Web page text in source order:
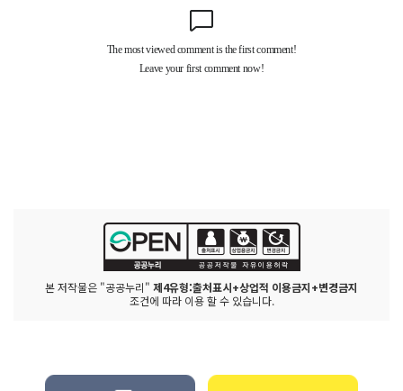
본 저작물은 "공공누리" 제4유형:출처표시+상업적 이용금지+변경금지
조건에 따라 이용 할 수 있습니다.